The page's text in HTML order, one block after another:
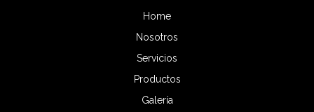
Home
Nosotros
Servicios
Productos
Galería